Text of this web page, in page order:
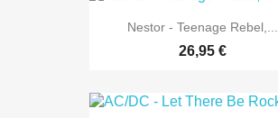
Nestor - Teenage Rebel,...
26,95 €